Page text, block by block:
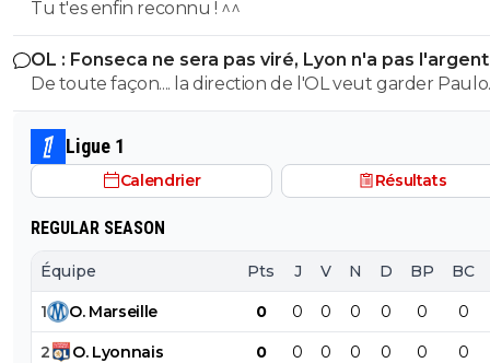
Tu t'es enfin reconnu ! ^^
OL : Fonseca ne sera pas viré, Lyon n'a pas
le faire
De toute façon.... la direction de l'OL veut garder Paulo
Fonseca... et elle a bien raison.
Ligue 1
Calendrier Résultats
REGULAR SEASON
Équipe Pts J V N D BP BC
1 O. Marseille 0 0 0 0 0 0 0
2 O. Lyonnais 0 0 0 0 0 0 0